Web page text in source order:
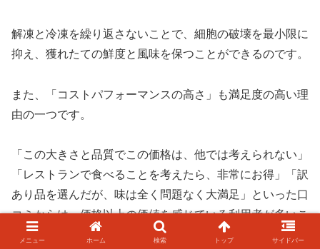
解凍と冷凍を繰り返さないことで、細胞の破壊を最小限に
抑え、獲れたての鮮度と風味を保つことができるのです。
また、「コストパフォーマンスの高さ」も満足度の高い理
由の一つです。
「この大きさと品質でこの価格は、他では考えられない」
「レストランで食べることを考えたら、非常にお得」「訳
あり品を選んだが、味は全く問題なく大満足」といった口
コミからは、価格以上の価値を感じている利用者が多いこ
とがうかがえます。
メニュー ホーム 検索 トップ サイドバー